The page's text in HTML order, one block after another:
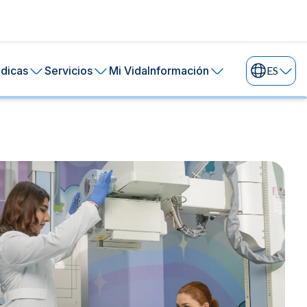
de tu piel.
Servicios
horas.
Mi VidaInformación ES